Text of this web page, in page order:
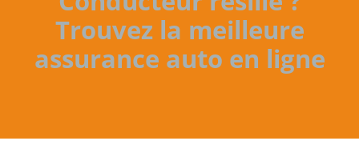
Trouvez la meilleure
assurance auto en ligne